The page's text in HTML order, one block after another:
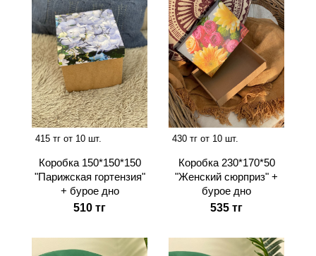
415 тг от 10 шт.
Коробка 150*150*150
"Парижская гортензия"
+ бурое дно
510 тг
430 тг от 10 шт.
Коробка 230*170*50
"Женский сюрприз" +
бурое дно
535 тг